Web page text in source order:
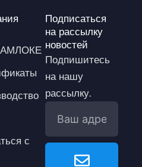
с
Подписаться
на рассылку
новостей
Подпишитесь
на нашу
рассылку.
Электронная
почта
Submit